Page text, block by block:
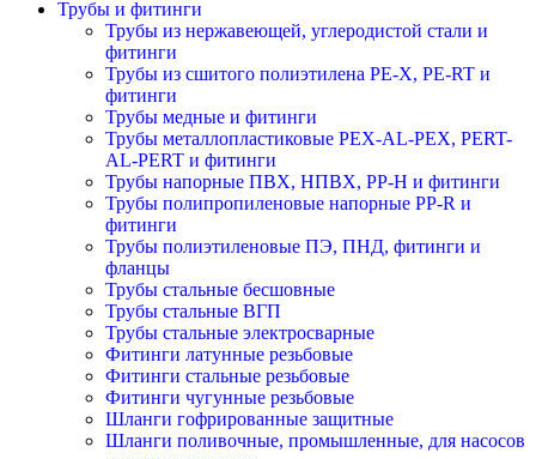
Трубы и фитинги
Трубы из нержавеющей, углеродистой стали и
фитинги
Трубы из сшитого полиэтилена PE-X, PE-RT и
фитинги
Трубы медные и фитинги
Трубы металлопластиковые PEX-AL-PEX, PERT-
AL-PERT и фитинги
Трубы напорные ПВХ, НПВХ, PP-H и фитинги
Трубы полипропиленовые напорные PP-R и
фитинги
Трубы полиэтиленовые ПЭ, ПНД, фитинги и
фланцы
Трубы стальные бесшовные
Трубы стальные ВГП
Трубы стальные электросварные
Фитинги латунные резьбовые
Фитинги стальные резьбовые
Фитинги чугунные резьбовые
Шланги гофрированные защитные
Шланги поливочные, промышленные, для насосов